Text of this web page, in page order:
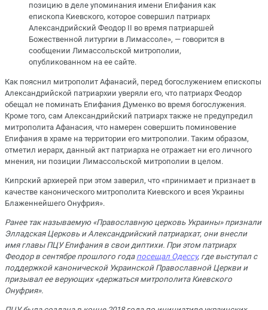
позицию в деле упоминания имени Епифания как
епископа Киевского, которое совершил патриарх
Александрийский Феодор II во время патриаршей
Божественной литургии в Лимассоле», — говорится в
сообщении Лимассольской митрополии,
опубликованном на ее сайте.
Как пояснил митрополит Афанасий, перед богослужением епископы
Александрийской патриархии уверяли его, что патриарх Феодор
обещал не поминать Епифания Думенко во время богослужения.
Кроме того, сам Александрийский патриарх также не предупредил
митрополита Афанасия, что намерен совершить поминовение
Епифания в храме на территории его митрополии. Таким образом,
отметил иерарх, данный акт патриарха не отражает ни его личного
мнения, ни позиции Лимассольской митрополии в целом.
Кипрский архиерей при этом заверил, что «принимает и признает в
качестве канонического митрополита Киевского и всея Украины
Блаженнейшего Онуфрия».
Ранее так называемую «Православную церковь Украины» признали
Элладская Церковь и Александрийский патриархат, они внесли
имя главы ПЦУ Епифания в свои диптихи. При этом патриарх
Феодор в сентябре прошлого года посещал Одессу, где выступал с
поддержкой канонической Украинской Православной Церкви и
призывал ее верующих «держаться митрополита Киевского
Онуфрия».